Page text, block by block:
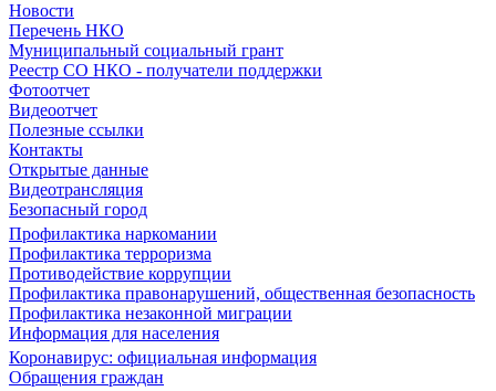
Новости
Перечень НКО
Муниципальный социальный грант
Реестр СО НКО - получатели поддержки
Фотоотчет
Видеоотчет
Полезные ссылки
Контакты
Открытые данные
Видеотрансляция
Безопасный город
Профилактика наркомании
Профилактика терроризма
Противодействие коррупции
Профилактика правонарушений, общественная безопасность
Профилактика незаконной миграции
Информация для населения
Коронавирус: официальная информация
Обращения граждан